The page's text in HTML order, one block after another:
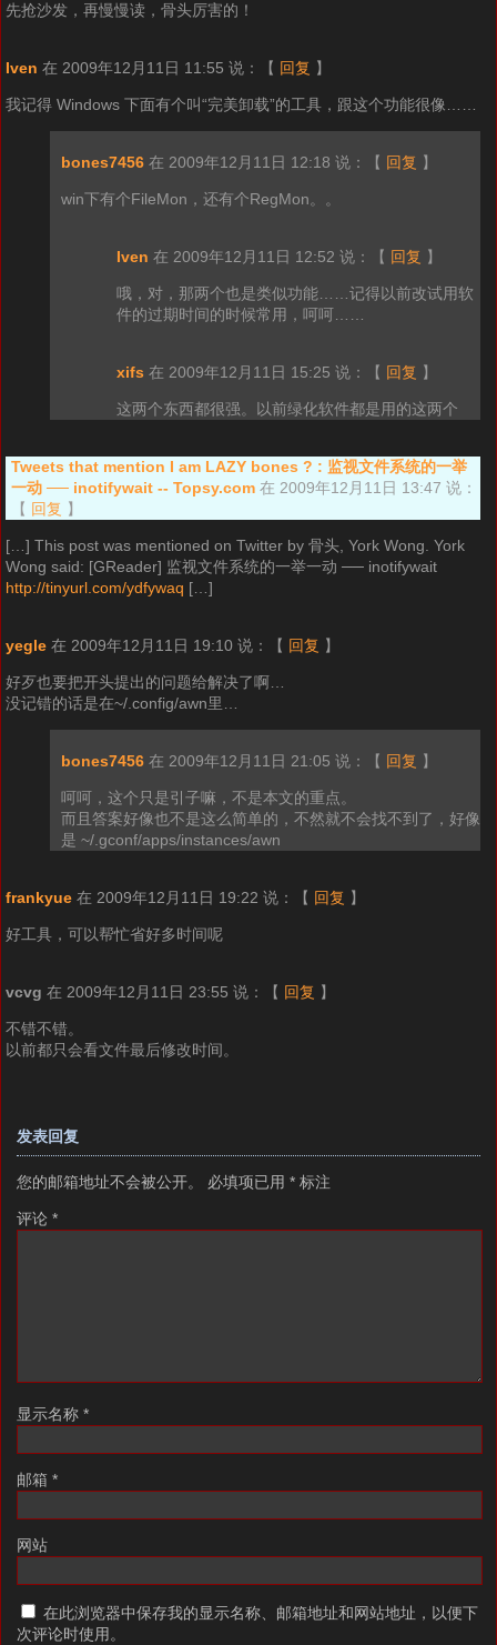
先抢沙发，再慢慢读，骨头厉害的！
Iven 在 2009年12月11日 11:55 说： 【 回复 】
我记得 Windows 下面有个叫“完美卸载”的工具，跟这个功能很像……
bones7456 在 2009年12月11日 12:18 说： 【 回复 】
win下有个FileMon，还有个RegMon。。
Iven 在 2009年12月11日 12:52 说： 【 回复 】
哦，对，那两个也是类似功能……记得以前改试用软
件的过期时间的时候常用，呵呵……
xifs 在 2009年12月11日 15:25 说： 【 回复 】
这两个东西都很强。以前绿化软件都是用的这两个
Tweets that mention I am LAZY bones ? : 监视文件系统的一举
一动 ── inotifywait -- Topsy.com 在 2009年12月11日 13:47 说：
【 回复 】
[…] This post was mentioned on Twitter by 骨头, York Wong. York
Wong said: [GReader] 监视文件系统的一举一动 ── inotifywait
http://tinyurl.com/ydfywaq […]
yegle 在 2009年12月11日 19:10 说： 【 回复 】
好歹也要把开头提出的问题给解决了啊…
没记错的话是在~/.config/awn里…
bones7456 在 2009年12月11日 21:05 说： 【 回复 】
呵呵，这个只是引子嘛，不是本文的重点。
而且答案好像也不是这么简单的，不然就不会找不到了，好像
是 ~/.gconf/apps/instances/awn
frankyue 在 2009年12月11日 19:22 说： 【 回复 】
好工具，可以帮忙省好多时间呢
vcvg 在 2009年12月11日 23:55 说： 【 回复 】
不错不错。
以前都只会看文件最后修改时间。
发表回复
您的邮箱地址不会被公开。 必填项已用 * 标注
评论 *
显示名称 *
邮箱 *
网站
在此浏览器中保存我的显示名称、邮箱地址和网站地址，以便下
次评论时使用。